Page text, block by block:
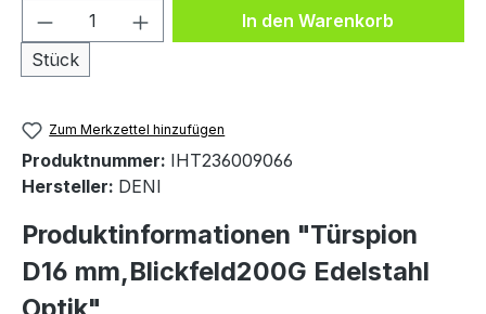
Produkt Anzahl: Gib den
Stück
In den Warenkorb
Zum Merkzettel hinzufügen
Produktnummer: IHT236009066
Hersteller: DENI
Produktinformationen "Türspion
D16 mm,Blickfeld200G Edelstahl